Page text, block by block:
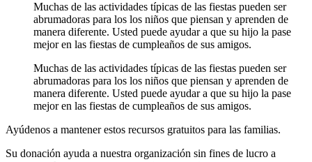
Muchas de las actividades típicas de las fiestas pueden ser
abrumadoras para los los niños que piensan y aprenden de
manera diferente. Usted puede ayudar a que su hijo la pase
mejor en las fiestas de cumpleaños de sus amigos.
Muchas de las actividades típicas de las fiestas pueden ser
abrumadoras para los los niños que piensan y aprenden de
manera diferente. Usted puede ayudar a que su hijo la pase
mejor en las fiestas de cumpleaños de sus amigos.
Ayúdenos a mantener estos recursos gratuitos para las familias.
Su donación ayuda a nuestra organización sin fines de lucro a